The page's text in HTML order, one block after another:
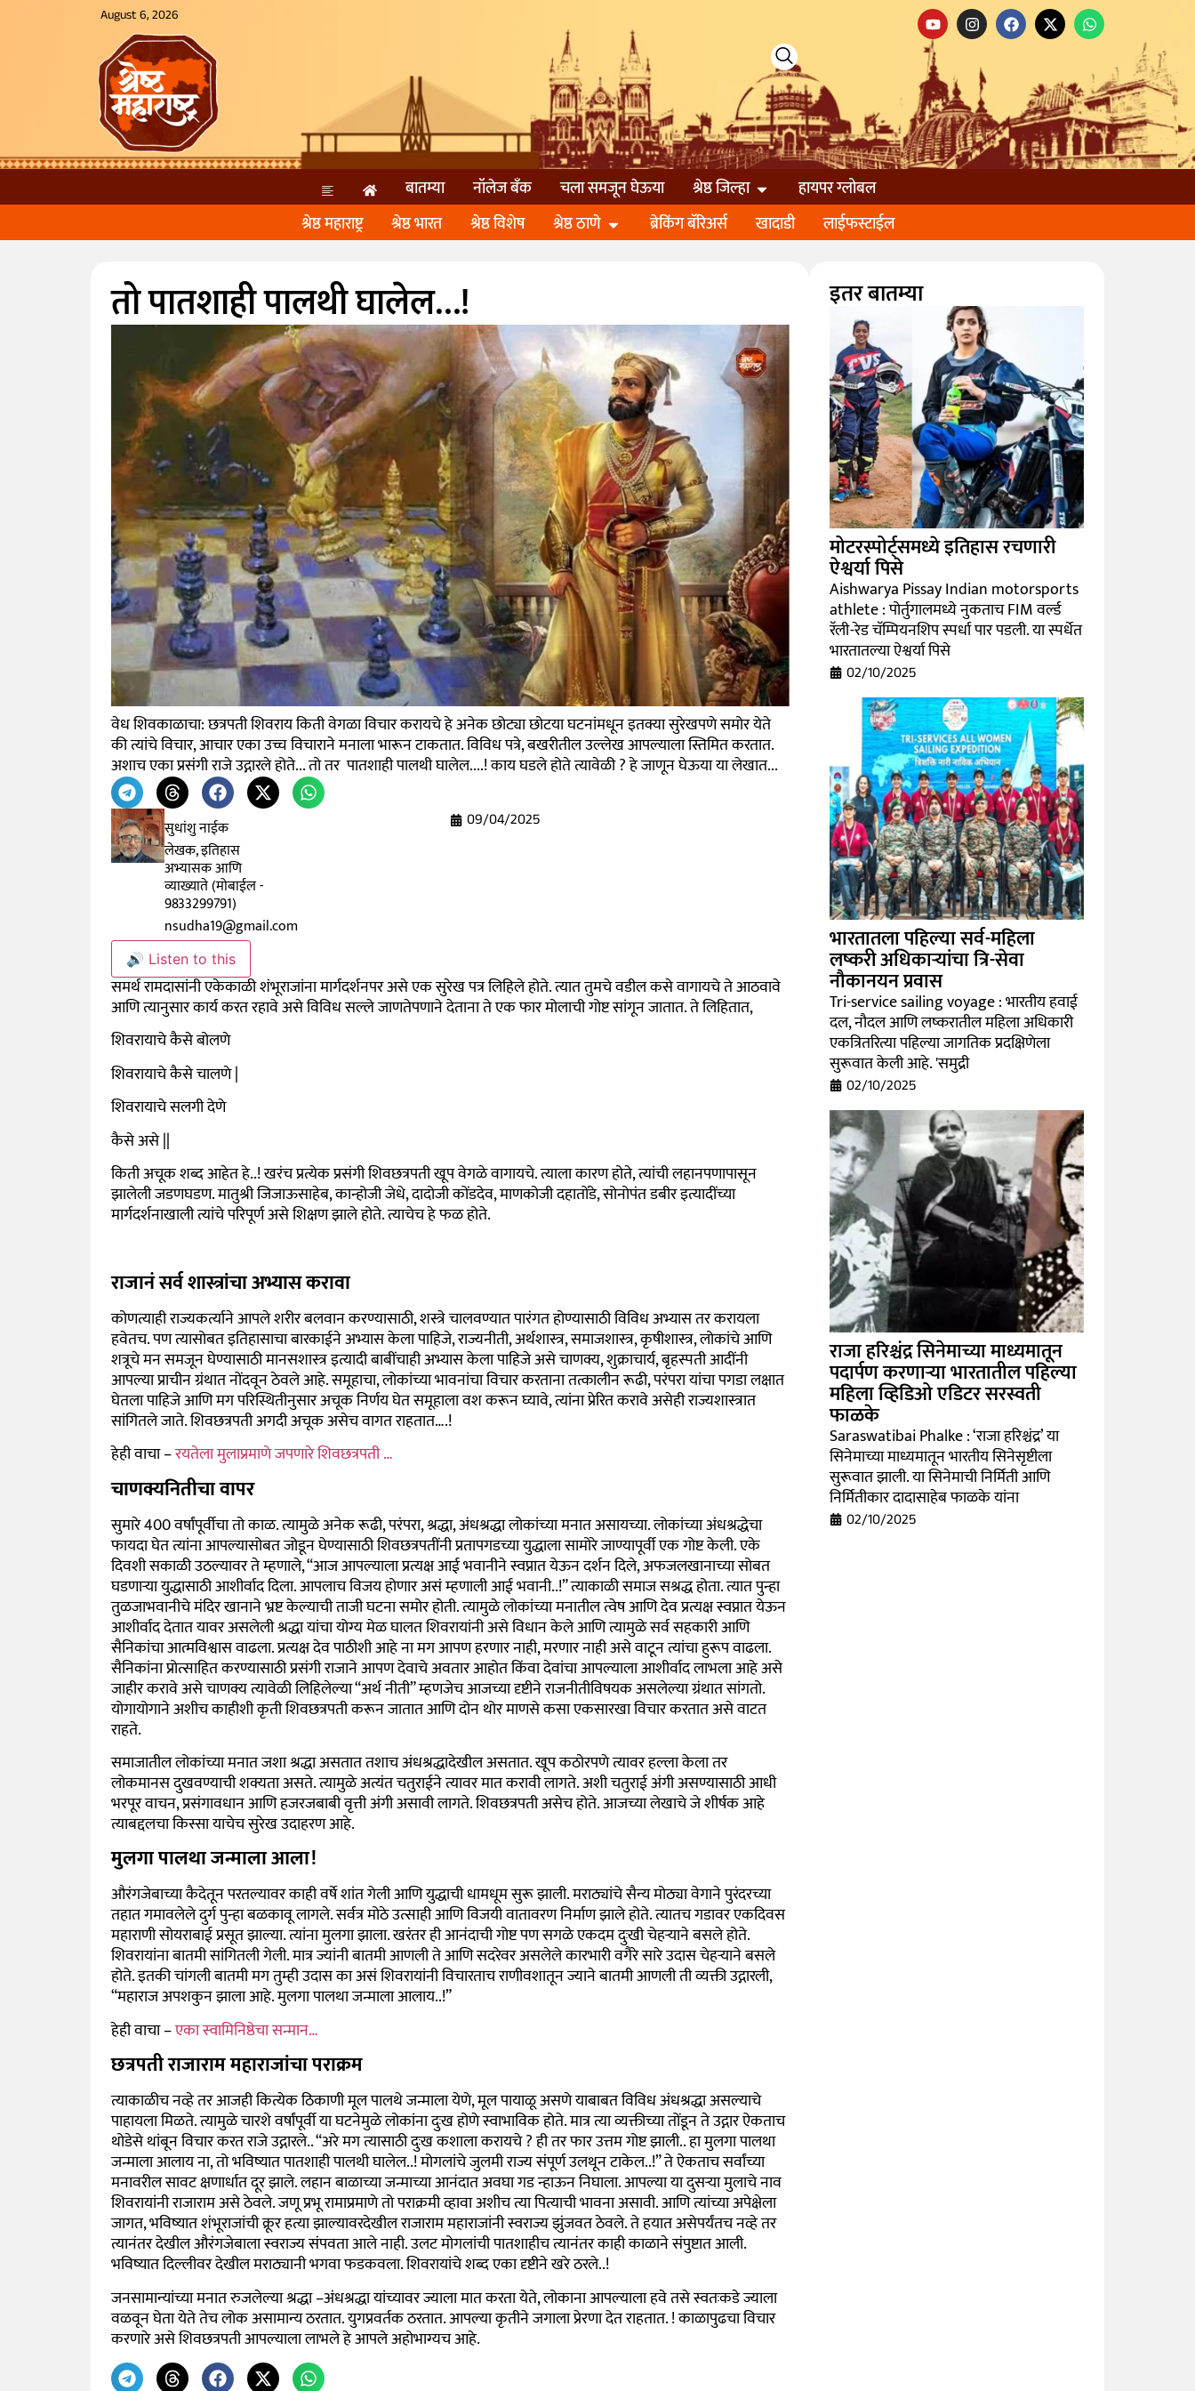
August 6, 2026
बातम्या नॉलेज बॅंक चला समजून घेऊया श्रेष्ठ जिल्हा
हायपर ग्लोबल
श्रेष्ठ महाराष्ट्र
श्रेष्ठ भारत श्रेष्ठ विशेष श्रेष्ठ ठाणे ब्रेकिंग बॅरिअर्स खादाडी लाईफस्टाईल
तो पातशाही पालथी घालेल…!
वेध शिवकाळाचा: छत्रपती शिवराय किती वेगळा विचार करायचे हे अनेक छोट्या छोटया घटनांमधून इतक्या सुरेखपणे समोर येते
की त्यांचे विचार, आचार एका उच्च विचाराने मनाला भारून टाकतात. विविध पत्रे, बखरीतील उल्लेख आपल्याला स्तिमित करतात.
अशाच एका प्रसंगी राजे उद्गारले होते... तो तर पातशाही पालथी घालेल....! काय घडले होते त्यावेळी ? हे जाणून घेऊया या लेखात...
सुधांशु नाईक
लेखक, इतिहास
अभ्यासक आणि
व्याख्याते (मोबाईल -
9833299791)
nsudha19@gmail.com
09/04/2025
🔊 Listen to this
समर्थ रामदासांनी एकेकाळी शंभूराजांना मार्गदर्शनपर असे एक सुरेख पत्र लिहिले होते. त्यात तुमचे वडील कसे वागायचे ते आठवावे
आणि त्यानुसार कार्य करत रहावे असे विविध सल्ले जाणतेपणाने देताना ते एक फार मोलाची गोष्ट सांगून जातात. ते लिहितात,
शिवरायाचे कैसे बोलणे
शिवरायाचे कैसे चालणे|
शिवरायाचे सलगी देणे
कैसे असे||
किती अचूक शब्द आहेत हे..! खरंच प्रत्येक प्रसंगी शिवछत्रपती खूप वेगळे वागायचे. त्याला कारण होते, त्यांची लहानपणापासून
झालेली जडणघडण. मातुश्री जिजाऊसाहेब,कान्होजी जेधे,दादोजी कोंडदेव,माणकोजी दहातोंडे,सोनोपंत डबीर इत्यादींच्या
मार्गदर्शनाखाली त्यांचे परिपूर्ण असे शिक्षण झाले होते. त्याचेच हे फळ होते.
राजानं सर्व शास्त्रांचा अभ्यास करावा
कोणत्याही राज्यकर्त्याने आपले शरीर बलवान करण्यासाठी, शस्त्रे चालवण्यात पारंगत होण्यासाठी विविध अभ्यास तर करायला
हवेतच. पण त्यासोबत इतिहासाचा बारकाईने अभ्यास केला पाहिजे,राज्यनीती,अर्थशास्त्र,समाजशास्त्र, कृषीशास्त्र,लोकांचे आणि
शत्रूचे मन समजून घेण्यासाठी मानसशास्त्र इत्यादी बाबींचाही अभ्यास केला पाहिजे असे चाणक्य,शुक्राचार्य,बृहस्पती आदींनी
आपल्या प्राचीन ग्रंथात नोंदवून ठेवले आहे. समूहाचा,लोकांच्या भावनांचा विचार करताना तत्कालीन रूढी,परंपरा यांचा पगडा लक्षात
घेतला पाहिजे आणि मग परिस्थितीनुसार अचूक निर्णय घेत समूहाला वश करून घ्यावे,त्यांना प्रेरित करावे असेही राज्यशास्त्रात
सांगितले जाते. शिवछत्रपती अगदी अचूक असेच वागत राहतात….!
हेही वाचा –रयतेला मुलाप्रमाणे जपणारे शिवछत्रपती …
चाणक्यनितीचा वापर
सुमारे 400 वर्षांपूर्वीचा तो काळ. त्यामुळे अनेक रूढी, परंपरा, श्रद्धा, अंधश्रद्धा लोकांच्या मनात असायच्या. लोकांच्या अंधश्रद्धेचा
फायदा घेत त्यांना आपल्यासोबत जोडून घेण्यासाठी शिवछत्रपतींनी प्रतापगडच्या युद्धाला सामोरे जाण्यापूर्वी एक गोष्ट केली. एके
दिवशी सकाळी उठल्यावर ते म्हणाले, “आज आपल्याला प्रत्यक्ष आई भवानीने स्वप्नात येऊन दर्शन दिले, अफजलखानाच्या सोबत
घडणाऱ्या युद्धासाठी आशीर्वाद दिला. आपलाच विजय होणार असं म्हणाली आई भवानी..!” त्याकाळी समाज सश्रद्ध होता. त्यात पुन्हा
तुळजाभवानीचे मंदिर खानाने भ्रष्ट केल्याची ताजी घटना समोर होती. त्यामुळे लोकांच्या मनातील त्वेष आणि देव प्रत्यक्ष स्वप्नात येऊन
आशीर्वाद देतात यावर असलेली श्रद्धा यांचा योग्य मेळ घालत शिवरायांनी असे विधान केले आणि त्यामुळे सर्व सहकारी आणि
सैनिकांचा आत्मविश्वास वाढला. प्रत्यक्ष देव पाठीशी आहे ना मग आपण हरणार नाही, मरणार नाही असे वाटून त्यांचा हुरूप वाढला.
सैनिकांना प्रोत्साहित करण्यासाठी प्रसंगी राजाने आपण देवाचे अवतार आहोत किंवा देवांचा आपल्याला आशीर्वाद लाभला आहे असे
जाहीर करावे असे चाणक्य त्यावेळी लिहिलेल्या “अर्थ नीती” म्हणजेच आजच्या दृष्टीने राजनीतीविषयक असलेल्या ग्रंथात सांगतो.
योगायोगाने अशीच काहीशी कृती शिवछत्रपती करून जातात आणि दोन थोर माणसे कसा एकसारखा विचार करतात असे वाटत
राहते.
समाजातील लोकांच्या मनात जशा श्रद्धा असतात तशाच अंधश्रद्धादेखील असतात. खूप कठोरपणे त्यावर हल्ला केला तर
लोकमानस दुखवण्याची शक्यता असते. त्यामुळे अत्यंत चतुराईने त्यावर मात करावी लागते. अशी चतुराई अंगी असण्यासाठी आधी
भरपूर वाचन, प्रसंगावधान आणि हजरजबाबी वृत्ती अंगी असावी लागते. शिवछत्रपती असेच होते. आजच्या लेखाचे जे शीर्षक आहे
त्याबद्दलचा किस्सा याचेच सुरेख उदाहरण आहे.
मुलगा पालथा जन्माला आला!
औरंगजेबाच्या कैदेतून परतल्यावर काही वर्षे शांत गेली आणि युद्धाची धामधूम सुरू झाली. मराठ्यांचे सैन्य मोठ्या वेगाने पुरंदरच्या
तहात गमावलेले दुर्ग पुन्हा बळकावू लागले. सर्वत्र मोठे उत्साही आणि विजयी वातावरण निर्माण झाले होते. त्यातच गडावर एकदिवस
महाराणी सोयराबाई प्रसूत झाल्या. त्यांना मुलगा झाला. खरंतर ही आनंदाची गोष्ट पण सगळे एकदम दुःखी चेहऱ्याने बसले होते.
शिवरायांना बातमी सांगितली गेली. मात्र ज्यांनी बातमी आणली ते आणि सदरेवर असलेले कारभारी वगैरे सारे उदास चेहऱ्याने बसले
होते. इतकी चांगली बातमी मग तुम्ही उदास का असं शिवरायांनी विचारताच राणीवशातून ज्याने बातमी आणली ती व्यक्ती उद्गारली,
“महाराज अपशकुन झाला आहे. मुलगा पालथा जन्माला आलाय..!”
हेही वाचा –एका स्वामिनिष्ठेचा सन्मान…
छत्रपती राजाराम महाराजांचा पराक्रम
त्याकाळीच नव्हे तर आजही कित्येक ठिकाणी मूल पालथे जन्माला येणे, मूल पायाळू असणे याबाबत विविध अंधश्रद्धा असल्याचे
पाहायला मिळते. त्यामुळे चारशे वर्षांपूर्वी या घटनेमुळे लोकांना दुःख होणे स्वाभाविक होते. मात्र त्या व्यक्तीच्या तोंडून ते उद्गार ऐकताच
थोडेसे थांबून विचार करत राजे उद्गारले.. “अरे मग त्यासाठी दुःख कशाला करायचे ? ही तर फार उत्तम गोष्ट झाली.. हा मुलगा पालथा
जन्माला आलाय ना, तो भविष्यात पातशाही पालथी घालेल..! मोगलांचे जुलमी राज्य संपूर्ण उलथून टाकेल..!” ते ऐकताच सर्वांच्या
मनावरील सावट क्षणार्धात दूर झाले. लहान बाळाच्या जन्माच्या आनंदात अवघा गड न्हाऊन निघाला. आपल्या या दुसऱ्या मुलाचे नाव
शिवरायांनी राजाराम असे ठेवले. जणू प्रभू रामाप्रमाणे तो पराक्रमी व्हावा अशीच त्या पित्याची भावना असावी. आणि त्यांच्या अपेक्षेला
जागत, भविष्यात शंभूराजांची क्रूर हत्या झाल्यावरदेखील राजाराम महाराजांनी स्वराज्य झुंजवत ठेवले. ते हयात असेपर्यंतच नव्हे तर
त्यानंतर देखील औरंगजेबाला स्वराज्य संपवता आले नाही. उलट मोगलांची पातशाहीच त्यानंतर काही काळाने संपुष्टात आली.
भविष्यात दिल्लीवर देखील मराठ्यानी भगवा फडकवला. शिवरायांचे शब्द एका दृष्टीने खरे ठरले..!
जनसामान्यांच्या मनात रुजलेल्या श्रद्धा –अंधश्रद्धा यांच्यावर ज्याला मात करता येते, लोकाना आपल्याला हवे तसे स्वतःकडे ज्याला
वळवून घेता येते तेच लोक असामान्य ठरतात. युगप्रवर्तक ठरतात. आपल्या कृतीने जगाला प्रेरणा देत राहतात. ! काळापुढचा विचार
करणारे असे शिवछत्रपती आपल्याला लाभले हे आपले अहोभाग्यच आहे.
इतर बातम्या
मोटरस्पोर्ट्समध्ये इतिहास रचणारी
ऐश्वर्या पिसे
Aishwarya Pissay Indian motorsports
athlete : पोर्तुगालमध्ये नुकताच FIM वर्ल्ड
रॅली-रेड चॅम्पियनशिप स्पर्धा पार पडली. या स्पर्धेत
भारतातल्या ऐश्वर्या पिसे
02/10/2025
भारतातला पहिल्या सर्व-महिला
लष्करी अधिकाऱ्यांचा त्रि-सेवा
नौकानयन प्रवास
Tri-service sailing voyage : भारतीय हवाई
दल, नौदल आणि लष्करातील महिला अधिकारी
एकत्रितरित्या पहिल्या जागतिक प्रदक्षिणेला
सुरूवात केली आहे. 'समुद्री
02/10/2025
राजा हरिश्चंद्र सिनेमाच्या माध्यमातून
पदार्पण करणाऱ्या भारतातील पहिल्या
महिला व्हिडिओ एडिटर सरस्वती
फाळके
Saraswatibai Phalke : ‘राजा हरिश्चंद्र’ या
सिनेमाच्या माध्यमातून भारतीय सिनेसृष्टीला
सुरूवात झाली. या सिनेमाची निर्मिती आणि
निर्मितीकार दादासाहेब फाळके यांना
02/10/2025